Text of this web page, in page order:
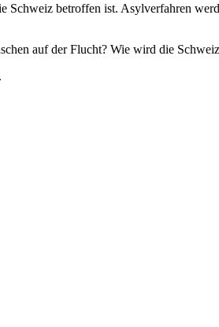
betroffen ist. Asylverfahren
auf der Flucht? Wie wird die